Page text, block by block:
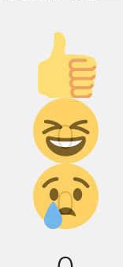
Палец
вверх!
0
Дикий
смех!
0
Грусть :(